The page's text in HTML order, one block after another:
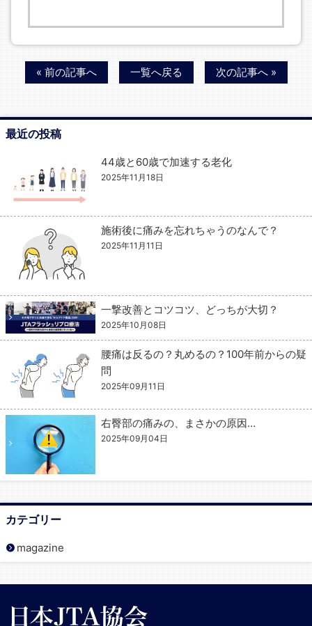
« 前の記事へ 一覧へ戻る 次の記事へ »
最近の投稿
44歳と60歳で加速する老化
2025年11月18日
施術後に痛みを忘れちゃうのなんで？
2025年11月11日
一撃改善とコツコツ、どっちが大切？
2025年10月08日
腰痛は反るの？丸めるの？100年前からの疑
問
2025年09月11日
右臀部の痛みの、まさかの原因…
2025年09月04日
カテゴリー
magazine